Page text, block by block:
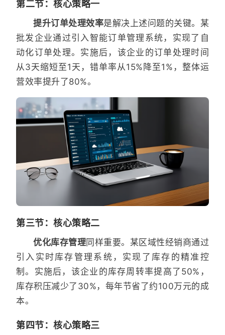
第二节：核心策略一
提升订单处理效率是解决上述问题的关键。某
批发企业通过引入智能订单管理系统，实现了自
动化订单处理。实施后，该企业的订单处理时间
从3天缩短至1天，错单率从15%降至1%，整体运
营效率提升了80%。
第三节：核心策略二
优化库存管理同样重要。某区域性经销商通过
引入实时库存管理系统，实现了库存的精准控
制。实施后，该企业的库存周转率提高了50%，
库存积压减少了30%，每年节省了约100万元的成
本。
第四节：核心策略三